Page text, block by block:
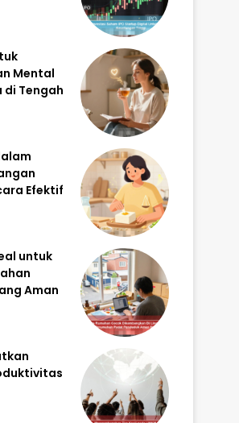
Mental
di Tengah
Efektif
untuk
Aman